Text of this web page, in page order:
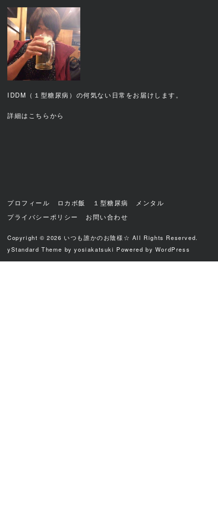
IDDM（１型糖尿病）の何気ない日常をお届けします。
詳細は こちら から
プロフィール ロカボ飯 １型糖尿病
メンタル
プライバシーポリシー
お問い合わせ
Copyright © 2026 いつも誰かのお陰様☆ All Rights Reserved.
yStandard Theme byyosiakatsuki Powered by WordPress